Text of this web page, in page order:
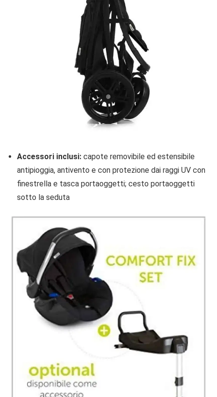
Accessori inclusi: capote removibile ed estensibile
antipioggia, antivento e con protezione dai raggi UV con
finestrella e tasca portaoggetti; cesto portaoggetti
sotto la seduta